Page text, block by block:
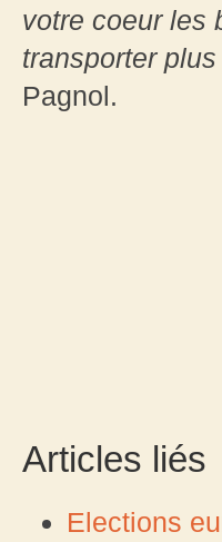
votre coeur les
transporter
Pagnol.
Articles liés
Elections